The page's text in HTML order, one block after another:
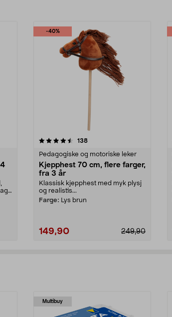
-40%
138anmeldelser
Pedagogiske og motoriske leker
Kjepphest 70 cm, flere farger,
fra 3 år
Klassisk kjepphest med myk plysj
og realistis...
Farge: Lys brun
149,90 249,90
4.5 av 5 stjerner
Multibuy